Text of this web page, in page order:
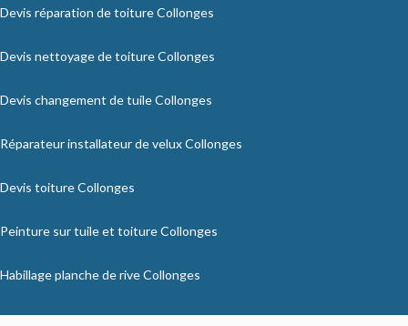
Devis réparation de toiture Collonges
Devis nettoyage de toiture Collonges
Devis changement de tuile Collonges
Réparateur installateur de velux Collonges
Devis toiture Collonges
Peinture sur tuile et toiture Collonges
Habillage planche de rive Collonges